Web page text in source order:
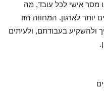
מסר אישי לכל עובד, מה
יותר לארגון. המחווה הזו
ולהשקיע בעבודתם, ולעיתים